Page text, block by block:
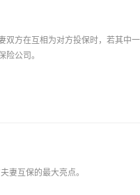
双方在互相为对方投保时，若其中
公司。
妻互保的最大亮点。